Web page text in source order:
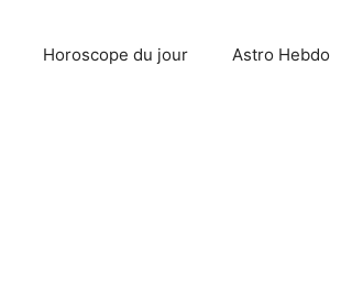
Horoscope du jour Astro Hebdo